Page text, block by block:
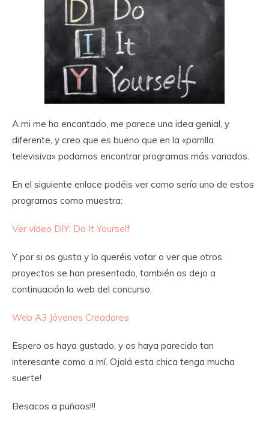
A mi me ha encantado, me parece una idea genial, y
diferente, y creo que es bueno que en la «parrilla
televisiva» podamos encontrar programas más variados.
En el siguiente enlace podéis ver como sería uno de estos
programas como muestra:
Ver vídeo DIY: Do It Yourself
Y por si os gusta y lo queréis votar o ver que otros
proyectos se han presentado, también os dejo a
continuación la web del concurso.
Web A3 Jóvenes Creadores
Espero os haya gustado, y os haya parecido tan
interesante como a mí. Ojalá esta chica tenga mucha
suerte!
Besacos a puñaos!!!